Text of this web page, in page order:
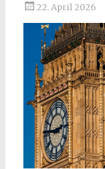
22. April 2026